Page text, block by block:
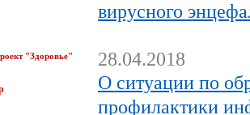
"Здоровье"
вирусного
28.04.2018
О ситуации по
профилактики